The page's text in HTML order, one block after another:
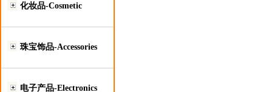
化妆品-Cosmetic
珠宝饰品-Accessories
电子产品-Electronics